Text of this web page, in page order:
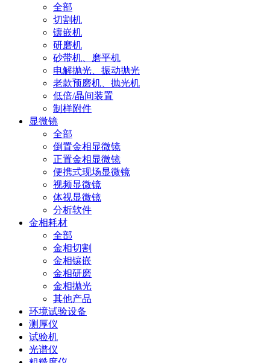
全部
切割机
镶嵌机
研磨机
砂带机、磨平机
电解抛光、振动抛光
老款预磨机、抛光机
低倍/晶间装置
制样附件
显微镜
全部
倒置金相显微镜
正置金相显微镜
便携式现场显微镜
视频显微镜
体视显微镜
分析软件
金相耗材
全部
金相切割
金相镶嵌
金相研磨
金相抛光
其他产品
环境试验设备
测厚仪
试验机
光谱仪